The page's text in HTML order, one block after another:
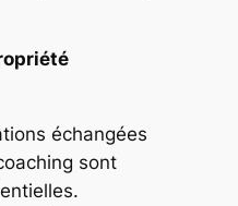
échangées
sont